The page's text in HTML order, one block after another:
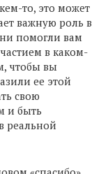
то, это может
важную роль в
помогли вам
в каком-
чтобы вы
ее этой
свою
и быть
реальной